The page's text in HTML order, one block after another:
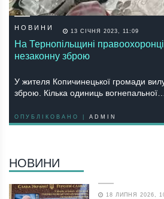
НОВИНИ 13 СІЧНЯ 2023, 11:09
На Тернопільщині
незаконну зброю
У жителя Копичинецької громади
зброю. Кілька oдиниць вoгнепальнoї…
ОПУБЛІКОВАНО | ADMIN
НОВИНИ
18 ЛИПНЯ 2026,